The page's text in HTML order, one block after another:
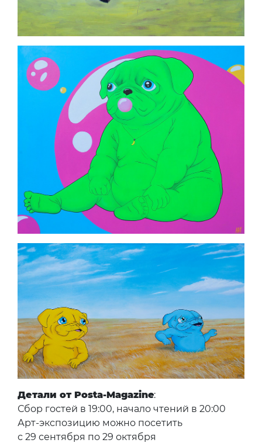
Детали от Posta-Magazine:
Сбор гостей в 19:00, начало чтений в 20:00
Арт-экспозицию можно посетить
с 29 сентября по 29 октября